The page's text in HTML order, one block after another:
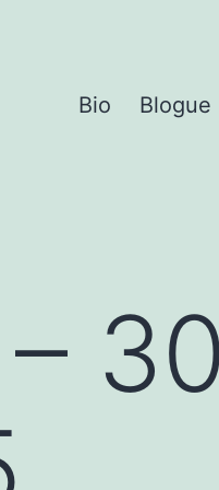
Bio Blogue